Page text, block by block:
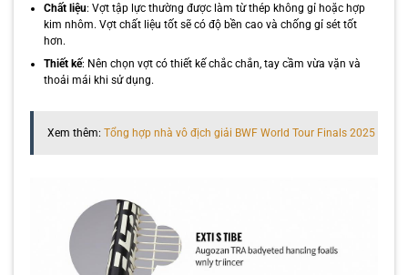
Chất liệu: Vợt tập lực thường được làm từ thép không gỉ hoặc hợp
kim nhôm. Vợt chất liệu tốt sẽ có độ bền cao và chống gỉ sét tốt
hơn.
Thiết kế: Nên chọn vợt có thiết kế chắc chắn, tay cầm vừa vặn và
thoải mái khi sử dụng.
Xem thêm: Tổng hợp nhà vô địch giải BWF World Tour Finals 2025